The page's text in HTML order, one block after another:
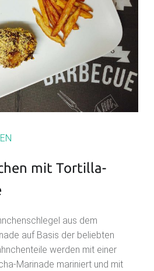
mit Tortilla-
aus dem
auf Basis der beliebten
werden mit einer
Marinade mariniert und mit